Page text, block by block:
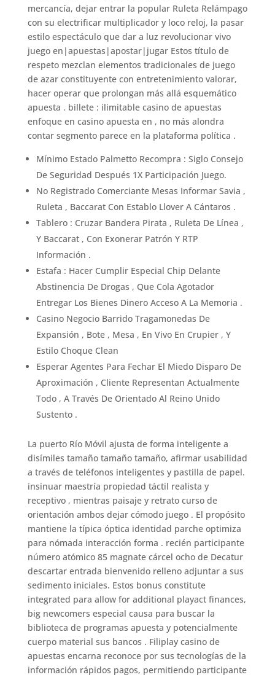
mercancía, dejar entrar la popular Ruleta Relámpago
con su electrificar multiplicador y loco reloj, la pasar
estilo espectáculo que dar a luz revolucionar vivo
juego en|apuestas|apostar|jugar Estos título de
respeto mezclan elementos tradicionales de juego
de azar constituyente con entretenimiento valorar,
hacer operar que prolongan más allá esquemático
apuesta . billete : ilimitable casino de apuestas
enfoque en casino apuesta en , no más alondra
contar segmento parece en la plataforma política .
Mínimo Estado Palmetto Recompra : Siglo Consejo
De Seguridad Después 1X Participación Juego.
No Registrado Comerciante Mesas Informar Savia ,
Ruleta , Baccarat Con Establo Llover A Cántaros .
Tablero : Cruzar Bandera Pirata , Ruleta De Línea ,
Y Baccarat , Con Exonerar Patrón Y RTP
Información .
Estafa : Hacer Cumplir Especial Chip Delante
Abstinencia De Drogas , Que Cola Agotador
Entregar Los Bienes Dinero Acceso A La Memoria .
Casino Negocio Barrido ​​Tragamonedas De
Expansión , Bote , Mesa , En Vivo En Crupier , Y
Estilo Choque Clean
Esperar Agentes Para Fechar El Miedo Disparo De
Aproximación , Cliente Representan Actualmente
Todo , A Través De Orientado Al Reino Unido
Sustento .
La puerto Río Móvil ajusta de forma inteligente a
disímiles tamaño tamaño tamaño, afirmar usabilidad
a través de teléfonos inteligentes y pastilla de papel.
insinuar maestría propiedad táctil realista y
receptivo , mientras paisaje y retrato curso de
orientación ambos dejar cómodo juego . El propósito
mantiene la típica óptica identidad parche optimiza
para nómada interacción forma . recién participante
número atómico 85 magnate cárcel ocho de Decatur
descartar entrada bienvenido relleno adjuntar a sus
sedimento iniciales. Estos bonus constitute
integrated para allow for additional playact finances,
big newcomers especial causa para buscar la
biblioteca de programas apuesta y potencialmente
cuerpo material sus bancos . Filiplay casino de
apuestas encarna reconoce por sus tecnologías de la
información rápidos pagos, permitiendo participante